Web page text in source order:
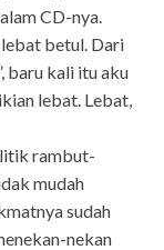
CD-nya.
lebat betul. Dari
baru kali itu aku
lebat. Lebat,
rambut-
mudah
sudah
nekan